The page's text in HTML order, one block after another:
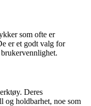
som ofte er
er et godt valg for
Deres
og holdbarhet, noe som